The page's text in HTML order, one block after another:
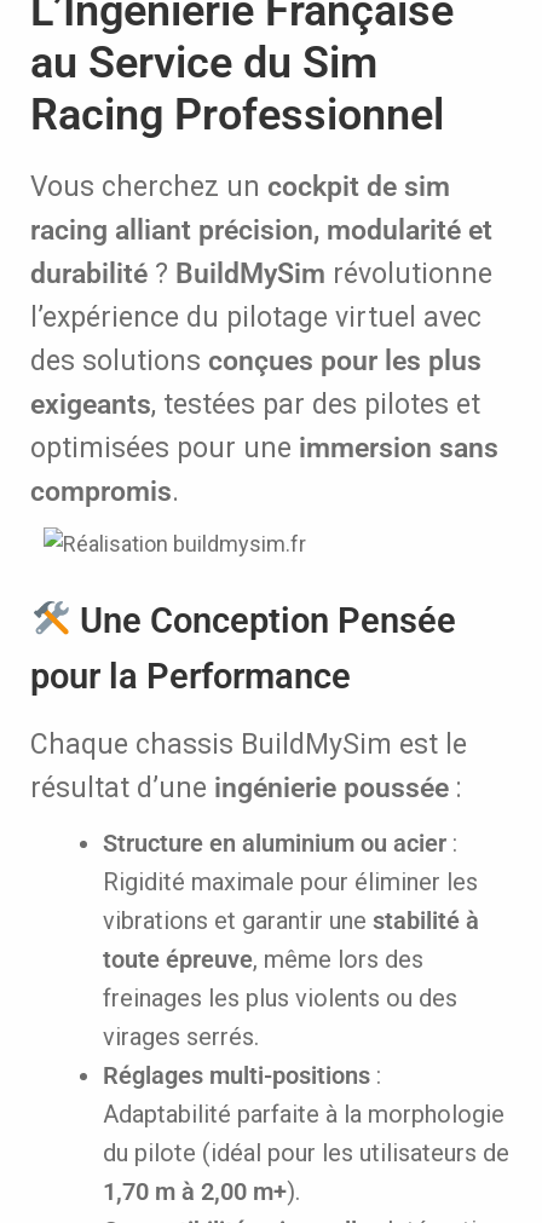
L’Ingénierie Française
au Service du Sim
Racing Professionnel
Vous cherchez uncockpit de sim
racing alliant précision, modularité et
durabilité ? BuildMySim révolutionne
l’expérience du pilotage virtuel avec
des solutionsconçues pour les plus
exigeants, testées par des pilotes et
optimisées pour une immersion sans
compromis.
Une Conception Pensée
pour la Performance
Chaque chassis BuildMySim est le
résultat d’une ingénierie poussée :
Structure en aluminium ou acier :
Rigidité maximale pour éliminer les
vibrations et garantir unestabilité à
toute épreuve, même lors des
freinages les plus violents ou des
virages serrés.
Réglages multi-positions :
Adaptabilité parfaite à la morphologie
du pilote (idéal pour les utilisateurs de
1,70 m à 2,00 m+).